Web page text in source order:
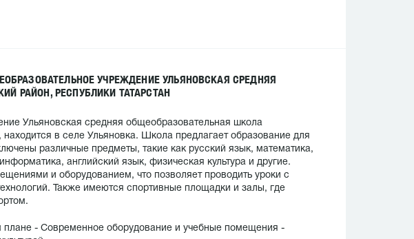
УЧРЕЖДЕНИЕ УЛЬЯНОВСКАЯ СРЕДНЯЯ
РАЙОН, РЕСПУБЛИКИ ТАТАРСТАН
Ульяновская средняя общеобразовательная школа
в селе Ульяновка. Школа предлагает образование для
различные предметы, такие как русский язык, математика,
английский язык, физическая культура и другие.
и оборудованием, что позволяет проводить уроки с
Также имеются спортивные площадки и залы, где
- Современное оборудование и учебные помещения -